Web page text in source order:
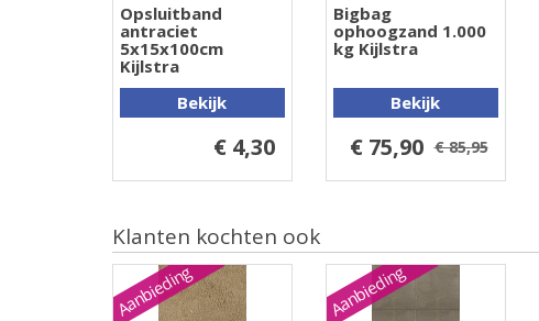
Opsluitband
antraciet
5x15x100cm
Kijlstra
Bekijk
€ 4,30
Bigbag
ophoogzand 1.000
kg Kijlstra
Bekijk
€ 75,90 € 85,95
Klanten kochten ook
Aanbieding Aanbieding